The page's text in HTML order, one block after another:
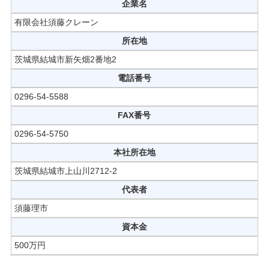
企業名
有限会社須藤クレーン
所在地
茨城県結城市新矢畑2番地2
電話番号
0296-54-5588
FAX番号
0296-54-5750
本社所在地
茨城県結城市上山川2712-2
代表者
須藤理市
資本金
500万円